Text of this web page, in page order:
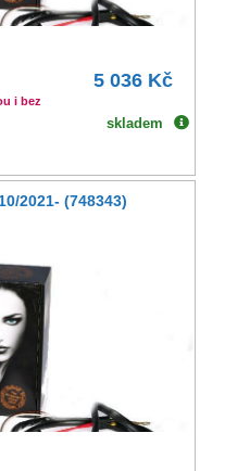
5 036 Kč
i bez
skladem
2021- (748343)